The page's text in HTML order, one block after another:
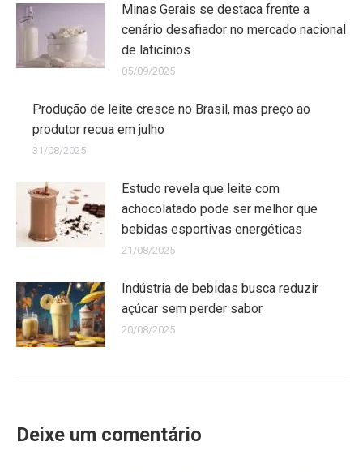
Minas Gerais se destaca frente a
cenário desafiador no mercado nacional
de laticínios
05/09/2025
Produção de leite cresce no Brasil, mas preço ao
produtor recua em julho
31/08/2025
Estudo revela que leite com
achocolatado pode ser melhor que
bebidas esportivas energéticas
21/08/2025
Indústria de bebidas busca reduzir
açúcar sem perder sabor
20/08/2025
Deixe um comentário